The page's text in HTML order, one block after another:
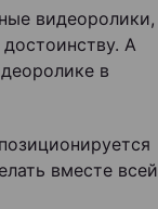
видеоролики,
А
в
вместе всей